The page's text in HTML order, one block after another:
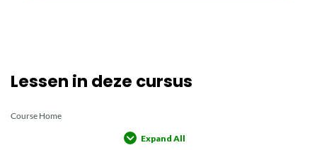
Lessen in deze cursus
Course Home
Expand All